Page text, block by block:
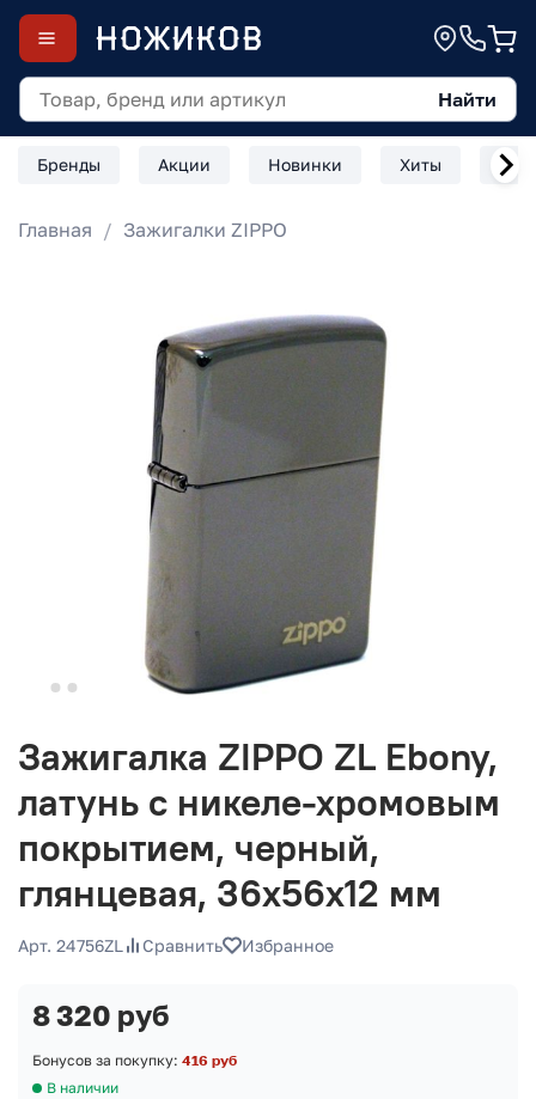
Найти
Бренды Акции Новинки Хиты
Главная Зажигалки ZIPPO
Зажигалка ZIPPO ZL Ebony,
латунь с никеле-хромовым
покрытием, черный,
глянцевая, 36х56х12 мм
Арт. 24756ZL Сравнить Избранное
8 320 руб
Бонусов за покупку: 416 руб
В наличии